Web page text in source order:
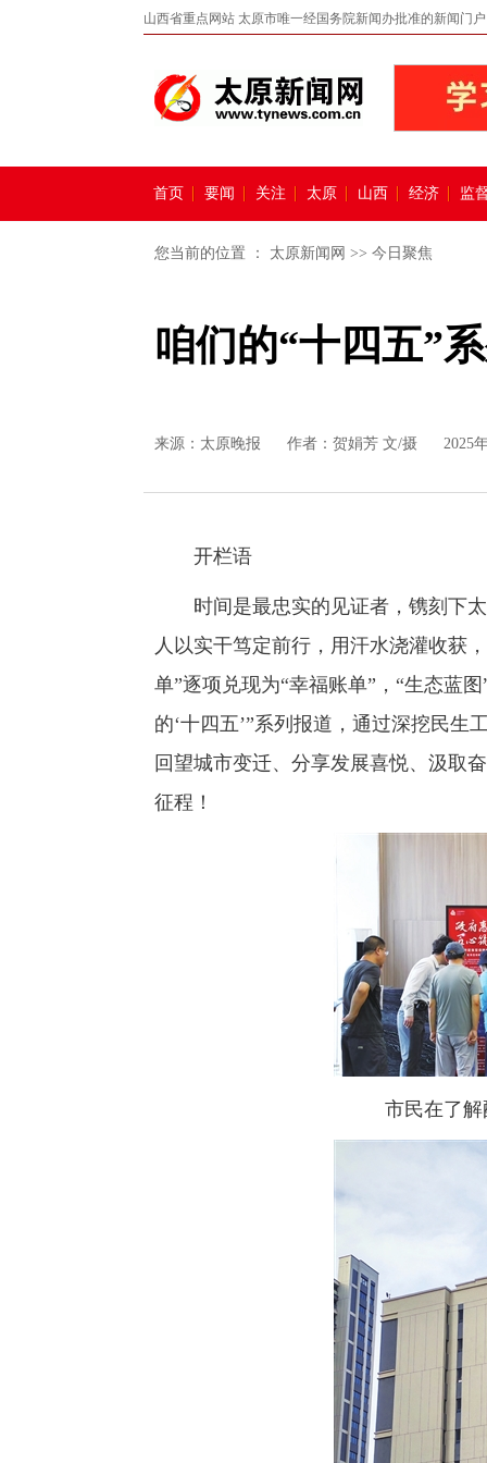
山西省重点网站 太原市唯一经国务院新闻办批准的新闻门
首页 要闻 关注 太原 山西 经济 监
您当前的位置 ： 太原新闻网 >> 今日聚焦
咱们的“十四五”
来源： 太原晚报 作者：贺娟芳 文/摄 2025
开栏语
时间是最忠实的见证者，镌刻下太
人以实干笃定前行，用汗水浇灌收获
单”逐项兑现为“幸福账单”，“生态蓝
的‘十四五’”系列报道，通过深挖民
回望城市变迁、分享发展喜悦、汲取
征程！
市民在了